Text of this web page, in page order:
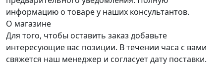
информацию о товаре у наших консультантов.
О магазине
Для того, чтобы оставить заказ добавьте
интересующие вас позиции. В течении часа с вами
свяжется наш менеджер и согласует дату поставки.